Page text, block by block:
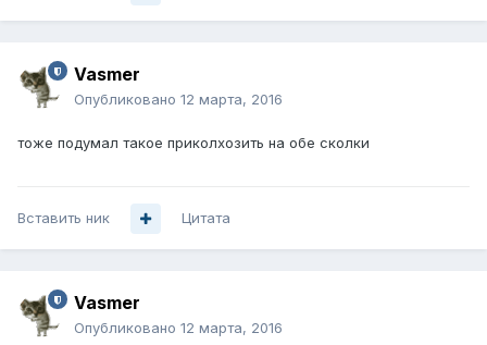
Vasmer
Опубликовано 12 марта, 2016
тоже подумал такое приколхозить на обе сколки
Вставить ник Цитата
Vasmer
Опубликовано 12 марта, 2016